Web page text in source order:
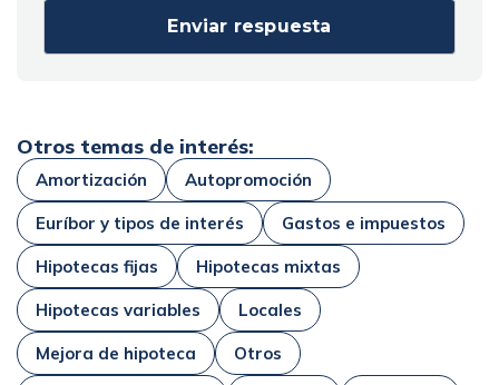
Otros temas de interés:
Amortización Autopromoción
Euríbor y tipos de interés Gastos e impuestos
Hipotecas fijas Hipotecas mixtas
Hipotecas variables Locales
Mejora de hipoteca Otros